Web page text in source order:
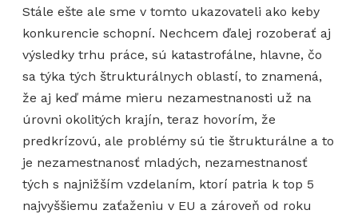
Stále ešte ale sme v tomto ukazovateli ako keby
konkurencie schopní. Nechcem ďalej rozoberať aj
výsledky trhu práce, sú katastrofálne, hlavne, čo
sa týka tých štrukturálnych oblastí, to znamená,
že aj keď máme mieru nezamestnanosti už na
úrovni okolitých krajín, teraz hovorím, že
predkrízovú, ale problémy sú tie štrukturálne a to
je nezamestnanosť mladých, nezamestnanosť
tých s najnižším vzdelaním, ktorí patria k top 5
najvyššiemu zaťaženiu v EU a zároveň od roku